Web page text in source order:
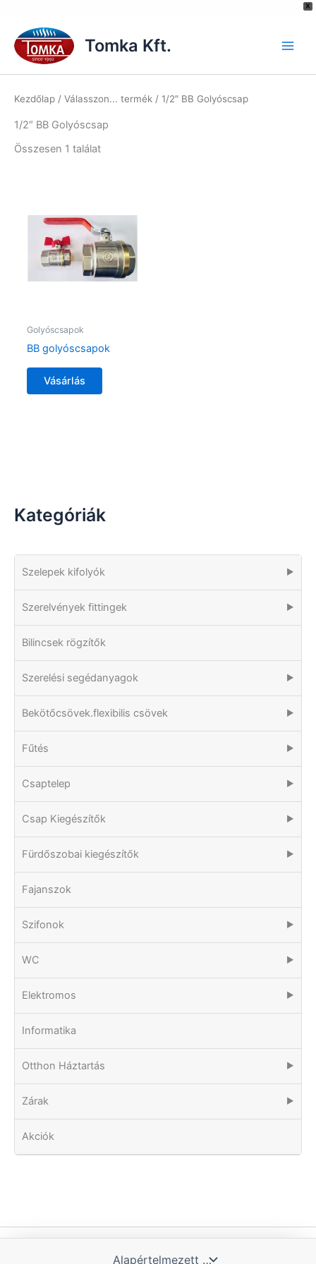
X
content
Tomka Kft.
Kategóriák
Szelepek kifolyók ▶
Szerelvények fittingek ▶
Bilincsek rögzítők
Szerelési segédanyagok ▶
Bekötőcsövek.flexibilis csövek ▶
Fűtés ▶
Csaptelep ▶
Csap Kiegészítők ▶
Fürdőszobai kiegészítők ▶
Fajanszok
Szifonok ▶
WC ▶
Elektromos ▶
Informatika
Otthon Háztartás ▶
Zárak ▶
Akciók
Kezdőlap / Válasszon... termék / 1/2″ BB Golyóscsap
1/2″ BB Golyóscsap
Összesen 1 találat
Golyóscsapok
BB golyóscsapok
Vásárlás
Copyright © 2026 Tomka Kft. | Powered by Blue Hill IT Solutions